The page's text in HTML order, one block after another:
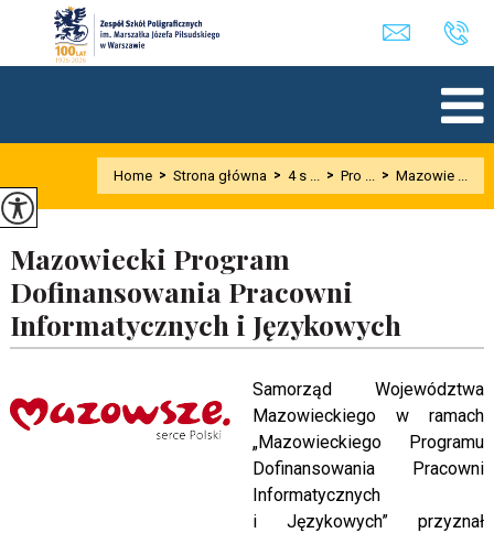
Home > Strona główna > 4 s ... > Pro ... > Mazowie ...
Mazowiecki Program
Dofinansowania Pracowni
Informatycznych i Językowych
Samorząd Województwa
Mazowieckiego w ramach
„Mazowieckiego Programu
Dofinansowania Pracowni
Informatycznych
i Językowych” przyznał